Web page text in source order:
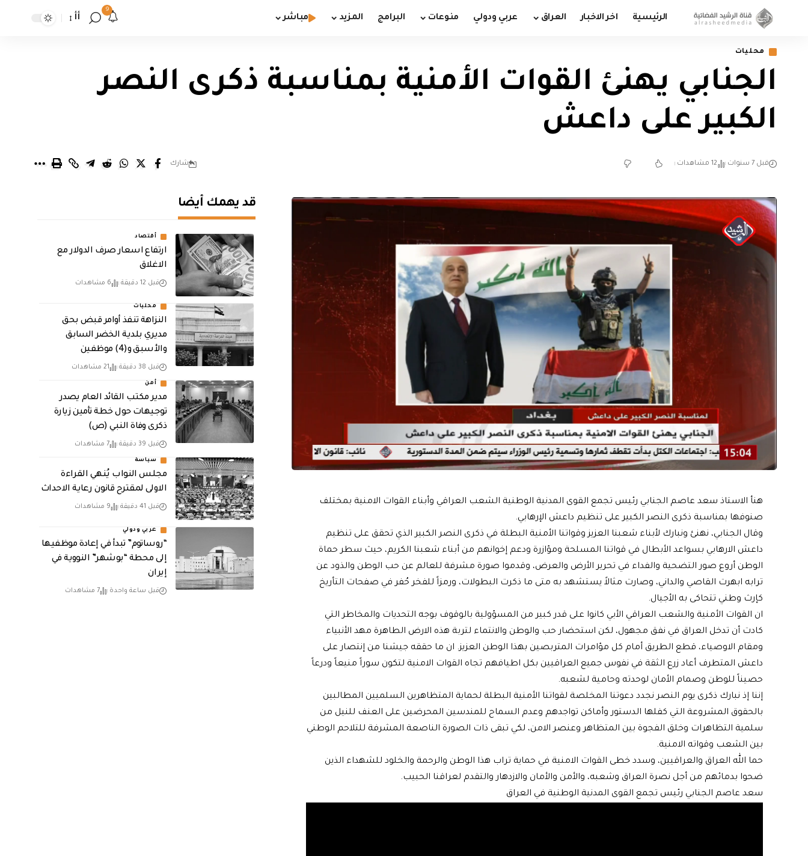
الرئيسية اخر الاخبار العراق عربي ودولي منوعات البرامج المزيد مباشر
9
أأ
محليات
الجنابي يهنئ القوات الأمنية بمناسبة ذكرى النصر
الكبير على داعش
قبل 7 سنوات 12 مشاهدات شارك
هنأ الاستاذ سعد عاصم الجنابي رئيس تجمع القوى المدنية الوطنية الشعب العراقي وأبناء القوات الامنية بمختلف
صنوفها بمناسبة ذكرى النصر الكبير على تنظيم داعش الإرهابي.
وقال الجنابي، نهنئ ونبارك لأبناء شعبنا العزيز وقواتنا الأمنية البطلة في ذكرى النصر الكبير الذي تحقق على تنظيم
داعش الارهابي بسواعد الأبطال في قواتنا المسلحة ومؤازرة ودعم إخوانهم من أبناء شعبنا الكريم، حيث سطر حماة
الوطن أروع صور التضحية والفداء في تحرير الأرض والعرض، وقدموا صورة مشرفة للعالم عن حب الوطن والذود عن
ترابه ابهرت القاصي والداني، وصارت مثالاً يستشهد به متى ما ذكرت البطولات، ورمزاً للفخر حُفر في صفحات التأريخ
كإرث وطني تتحاكى به الأجيال.
ان القوات الأمنية والشعب العراقي الأبي كانوا على قدر كبير من المسؤولية بالوقوف بوجه التحديات والمخاطر التي
كادت أن تدخل العراق في نفق مجهول، لكن استحضار حب والوطن والانتماء لتربة هذه الارض الطاهرة مهد الأنبياء
ومقام الاوصياء، قطع الطريق أمام كل مؤامرات المتربصين بهذا الوطن العزيز. ان ما حققه جيشنا من إنتصار على
داعش المتطرف أعاد زرع الثقة في نفوس جميع العراقيين بكل اطيافهم تجاه القوات الامنية لتكون سوراً منيعاً ودرعاً
حصيناً للوطن وصمام الأمان لوحدته وحامية لشعبه.
إننا إذ نبارك ذكرى يوم النصر نجدد دعوتنا المخلصة لقواتنا الأمنية البطلة لحماية المتظاهرين السلميين المطالبين
بالحقوق المشروعة التي كفلها الدستور وأماكن تواجدهم وعدم السماح للمندسين المحرضين على العنف للنيل من
سلمية التظاهرات وخلق الفجوة بين المتظاهر وعنصر الامن، لكي تبقى ذات الصورة الناصعة المشرفة للتلاحم الوطني
بين الشعب وقواته الامنية.
حما الله العراق والعراقيين، وسدد خطى القوات الامنية في حماية تراب هذا الوطن والرحمة والخلود للشهداء الذين
ضحوا بدمائهم من أجل نصرة العراق وشعبه، والأمن والأمان والازدهار والتقدم لعراقنا الحبيب.
سعد عاصم الجنابي رئيس تجمع القوى المدنية الوطنية في العراق
قد يهمك أيضا
أقتصاد
ارتفاع اسعار صرف الدولار مع
الاغلاق
قبل 12 دقيقة 6 مشاهدات
محليات
النزاهة تنفذ أوامر قبض بحق
مديري بلدية الخضر السابق
والأسبق و(4) موظفين
قبل 38 دقيقة 21 مشاهدات
أمن
مدير مكتب القائد العام يصدر
توجيهات حول خطة تأمين زيارة
ذكرى وفاة النبي (ص)
قبل 39 دقيقة 7 مشاهدات
سياسة
مجلس النواب يُنهي القراءة
الاولى لمقترح قانون رعاية الاحداث
قبل 41 دقيقة 9 مشاهدات
عربي ودولي
“روساتوم” تبدأ في إعادة موظفيها
إلى محطة “بوشهر” النووية في
إيران
قبل ساعة واحدة 7 مشاهدات